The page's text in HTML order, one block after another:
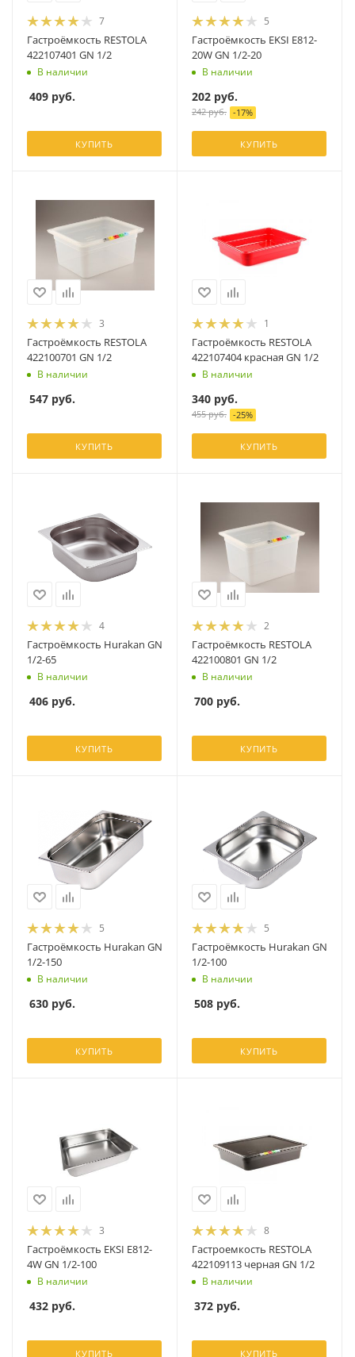
7
Гастроёмкость RESTOLA
422107401 GN 1/2
В наличии
409 руб.
КУПИТЬ
5
Гастроёмкость EKSI E812-
20W GN 1/2-20
В наличии
202 руб.
242руб. -17%
КУПИТЬ
3
Гастроёмкость RESTOLA
422100701 GN 1/2
В наличии
547 руб.
КУПИТЬ
1
Гастроёмкость RESTOLA
422107404 красная GN 1/2
В наличии
340 руб.
455руб. -25%
КУПИТЬ
4
Гастроёмкость Hurakan GN
1/2-65
В наличии
406 руб.
КУПИТЬ
2
Гастроёмкость RESTOLA
422100801 GN 1/2
В наличии
700 руб.
КУПИТЬ
5
Гастроёмкость Hurakan GN
1/2-150
В наличии
630 руб.
КУПИТЬ
5
Гастроёмкость Hurakan GN
1/2-100
В наличии
508 руб.
КУПИТЬ
3
Гастроёмкость EKSI E812-
4W GN 1/2-100
В наличии
432 руб.
КУПИТЬ
8
Гастроемкость RESTOLA
422109113 черная GN 1/2
В наличии
372 руб.
КУПИТЬ